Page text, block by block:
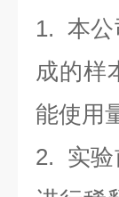
1. 本公
成的样
能使用
2. 实验